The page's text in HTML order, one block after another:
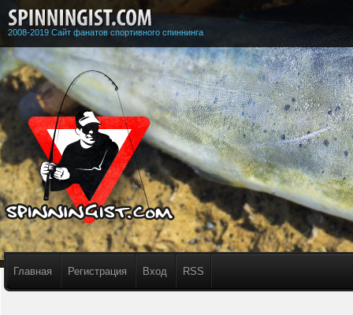
2008-2019 Сайт фанатов спортивного спиннинга
Главная Регистрация Вход RSS